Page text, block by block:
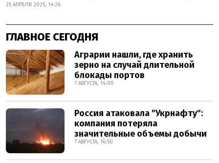
25 АПРЕЛЯ 2025, 14:26
ГЛАВНОЕ СЕГОДНЯ
Аграрии нашли, где хранить
зерно на случай длительной
блокады портов
7 АВГУСТА, 14:00
Россия атаковала "Укрнафту":
компания потеряла
значительные объемы добычи
7 АВГУСТА, 16:50